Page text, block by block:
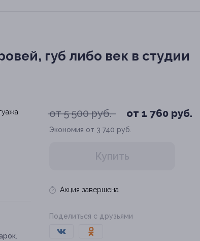
губ либо век в студии
от 5 500 руб. от 1 760 руб.
Экономия от 3 740 руб.
Купить
Акция завершена
Поделиться с друзьями